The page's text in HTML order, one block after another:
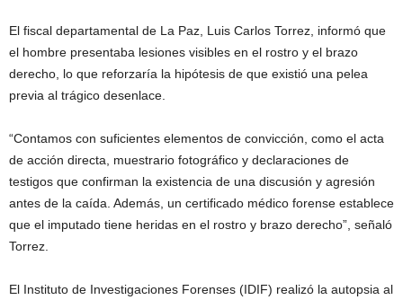
El fiscal departamental de La Paz, Luis Carlos Torrez, informó que
el hombre presentaba lesiones visibles en el rostro y el brazo
derecho, lo que reforzaría la hipótesis de que existió una pelea
previa al trágico desenlace.
“Contamos con suficientes elementos de convicción, como el acta
de acción directa, muestrario fotográfico y declaraciones de
testigos que confirman la existencia de una discusión y agresión
antes de la caída. Además, un certificado médico forense establece
que el imputado tiene heridas en el rostro y brazo derecho”, señaló
Torrez.
El Instituto de Investigaciones Forenses (IDIF) realizó la autopsia al